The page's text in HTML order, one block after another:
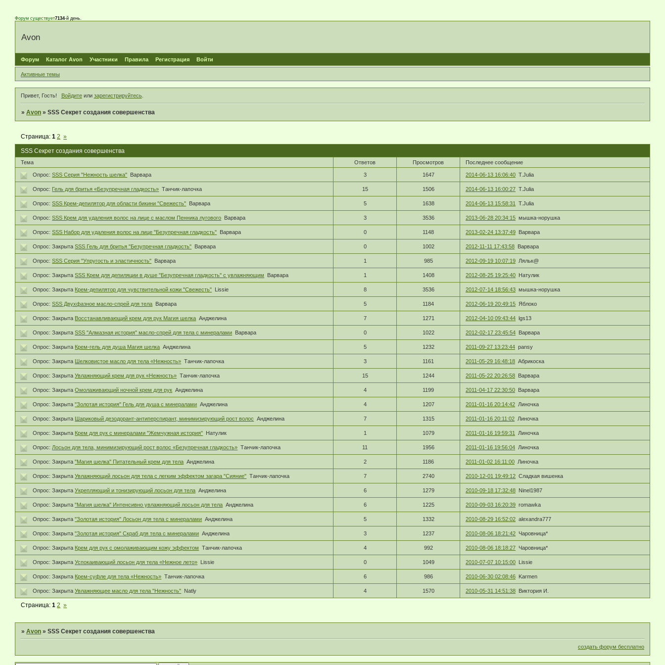
Форум существует7134-й день.
Avon
Форум Каталог Avon Участники Правила Регистрация Войти
Активные темы
Привет, Гость! Войдитеили зарегистрируйтесь.
»Avon »SSS Секрет создания совершенства
SSS Секрет создания совершенства
Страница:1 2 »
Тема Ответов Просмотров Последнее сообщение
Опрос: SSS Серия "Нежность шелка" Варвара 3 1647 2014-06-13 16:06:40 T.Julia
Опрос: Гель для бритья «Безупречная гладкость» Танчик-лапочка 15 1506 2014-06-13 16:00:27 T.Julia
Опрос: SSS Крем-депилятор для области бикини "Свежесть" Варвара 5 1638 2014-06-13 15:58:31 T.Julia
Опрос: SSS Крем для удаления волос на лице с маслом Пенника лугового Варвара 3 3536 2013-06-28 20:34:15 мышка-норушка
Опрос: SSS Набор для удаления волос на лице "Безупречная гладкость" Варвара 0 1148 2013-02-24 13:37:49 Варвара
Опрос: ЗакрытаSSS Гель для бритья "Безупречная гладкость" Варвара 0 1002 2012-11-11 17:43:58 Варвара
Опрос: SSS Серия "Упругость и эластичность" Варвара 1 985 2012-09-19 10:07:19 Ляльк@
Опрос: ЗакрытаSSS Крем для депиляции в душе "Безупречная гладкость" с увлажняющим Варвара 1 1408 2012-08-25 19:25:40 Натулик
Опрос: Закрыта Крем-депилятор для чувствительной кожи "Свежесть" Lissie 8 3536 2012-07-14 18:56:43 мышка-норушка
Опрос: SSS Двухфазное масло-спрей для тела Варвара 5 1184 2012-06-19 20:49:15 Яблоко
Опрос: Закрыта Восстанавливающий крем для рук Магия шелка Анджелина 7 1271 2012-04-10 09:43:44 lgs13
Опрос: ЗакрытаSSS "Алмазная история" масло-спрей для тела с минералами Варвара 0 1022 2012-02-17 23:45:54 Варвара
Опрос: Закрыта Крем-гель для душа Магия шелка Анджелина 5 1232 2011-09-27 13:23:44 pansy
Опрос: Закрыта Шелковистое масло для тела «Нежность» Танчик-лапочка 3 1161 2011-05-29 16:48:18 Абрикоска
Опрос: ЗакрытаУвлажняющий крем для рук «Нежность» Танчик-лапочка 15 1244 2011-05-22 20:26:58 Варвара
Опрос: ЗакрытаОмолаживающий ночной крем для рук Анджелина 4 1199 2011-04-17 22:30:50 Варвара
Опрос: Закрыта"Золотая история" Гель для душа с минералами Анджелина 4 1207 2011-01-16 20:14:42 Линочка
Опрос: Закрыта Шариковый дезодорант-антиперспирант, минимизирующий рост волос Анджелина 7 1315 2011-01-16 20:11:02 Линочка
Опрос: Закрыта Крем для рук с минералами "Жемчужная история" Натулик 1 1079 2011-01-16 19:59:31 Линочка
Опрос: Лосьон для тела, минимизирующий рост волос «Безупречная гладкость» Танчик-лапочка 11 1956 2011-01-16 19:56:04 Линочка
Опрос: Закрыта"Магия шелка" Питательный крем для тела Анджелина 2 1186 2011-01-02 16:11:00 Линочка
Опрос: ЗакрытаУвлажняющий лосьон для тела с легким эффектом загара "Сияние" Танчик-лапочка 7 2740 2010-12-01 19:49:12 Сладкая вишенка
Опрос: ЗакрытаУкрепляющий и тонизирующий лосьон для тела Анджелина 6 1279 2010-09-18 17:32:48 Ninel1987
Опрос: Закрыта"Магия шелка" Интенсивно увлажняющий лосьон для тела Анджелина 6 1225 2010-09-03 16:20:39 romawka
Опрос: Закрыта"Золотая история" Лосьон для тела с минералами Анджелина 5 1332 2010-08-29 16:52:02 alexandra777
Опрос: Закрыта"Золотая история" Скраб для тела с минералами Анджелина 3 1237 2010-08-06 18:21:42 Чаровница*
Опрос: Закрыта Крем для рук с омолаживающим кожу эффектом Танчик-лапочка 4 992 2010-08-06 18:18:27 Чаровница*
Опрос: ЗакрытаУспокаивающий лосьон для тела «Нежное лето» Lissie 0 1049 2010-07-07 10:15:00 Lissie
Опрос: Закрыта Крем-суфле для тела «Нежность» Танчик-лапочка 6 986 2010-06-30 02:08:46 Karmen
Опрос: ЗакрытаУвлажняющее масло для тела "Нежность" Natly 4 1570 2010-05-31 14:51:38 Виктория И.
Страница:1 2 »
»Avon »SSS Секрет создания совершенства
создать форум бесплатно